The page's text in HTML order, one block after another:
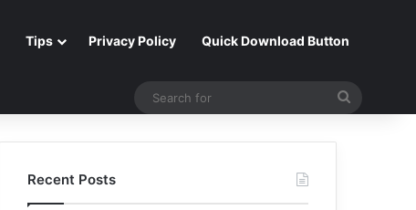
Tips Privacy Policy Quick Download Button
Recent Posts